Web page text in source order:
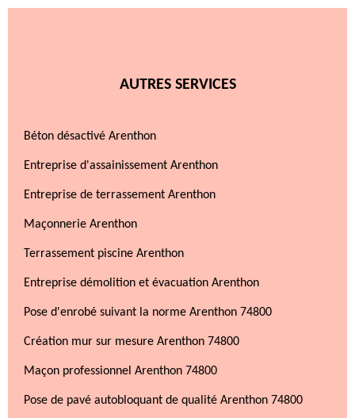
AUTRES SERVICES
Béton désactivé Arenthon
Entreprise d'assainissement Arenthon
Entreprise de terrassement Arenthon
Maçonnerie Arenthon
Terrassement piscine Arenthon
Entreprise démolition et évacuation Arenthon
Pose d'enrobé suivant la norme Arenthon 74800
Création mur sur mesure Arenthon 74800
Maçon professionnel Arenthon 74800
Pose de pavé autobloquant de qualité Arenthon 74800